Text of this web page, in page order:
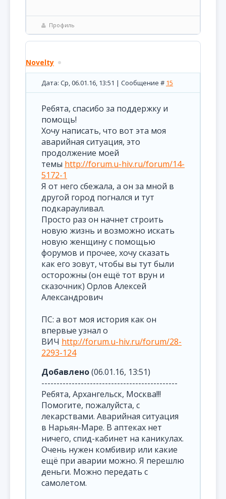
Профиль
Novelty
Дата: Ср, 06.01.16, 13:51 | Сообщение # 15
Ребята, спасибо за поддержку и
помощь!
Хочу написать, что вот эта моя
аварийная ситуация, это
продолжение моей
темы http://forum.u-hiv.ru/forum/14-
5172-1
Я от него сбежала, а он за мной в
другой город погнался и тут
подкарауливал.
Просто раз он начнет строить
новую жизнь и возможно искать
новую женщину с помощью
форумов и прочее, хочу сказать
как его зовут, чтобы вы тут были
осторожны (он ещё тот врун и
сказочник) Орлов Алексей
Александрович
ПС: а вот моя история как он
впервые узнал о
ВИЧ http://forum.u-hiv.ru/forum/28-
2293-124
Добавлено(06.01.16, 13:51)
---------------------------------------------
Ребята, Архангельск, Москва!!!
Помогите, пожалуйста, с
лекарствами. Аварийная ситуация
в Нарьян-Маре. В аптеках нет
ничего, спид-кабинет на каникулах.
Очень нужен комбивир или какие
ещё при аварии можно. Я перешлю
деньги. Можно передать с
самолетом.